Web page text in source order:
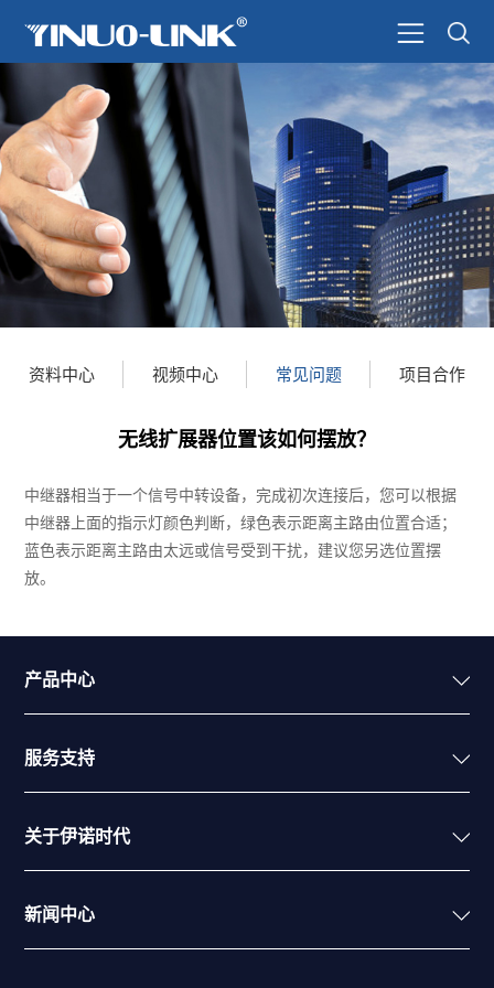
资料中心 视频中心 常见问题 项目合作
无线扩展器位置该如何摆放？
中继器相当于一个信号中转设备，完成初次连接后，您可以根据
中继器上面的指示灯颜色判断，绿色表示距离主路由位置合适；
蓝色表示距离主路由太远或信号受到干扰，建议您另选位置摆
放。
产品中心
服务支持
关于伊诺时代
新闻中心